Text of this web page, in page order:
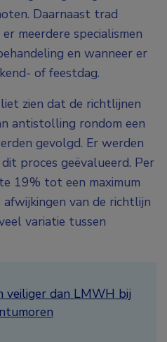
Daarnaast trad
meerdere specialismen
en wanneer er
of feestdag.
zien dat de richtlijnen
antistolling rondom een
gevolgd. Er werden
proces geëvalueerd. Per
19% tot een maximum
van de richtlijn
variatie tussen
veiliger dan LMWH bij